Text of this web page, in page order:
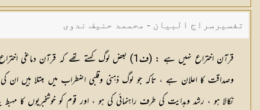
تفسیرسراج البیان - محممد حنیف ندوی
قرآن اختراع نہیں ہے : (ف1 ) بعض لوگ کہتے تھے کہ قرآن دماغی
وصداقت کا اعلان ہے ، تاکہ جو لوگ ذہنی وقلبی اضطراب میں مبتلا
نکالا ہو ، رشد وہدایت کی طرف راہنمائی کی ہو ، اور قوم کو خوشخبریوں کا